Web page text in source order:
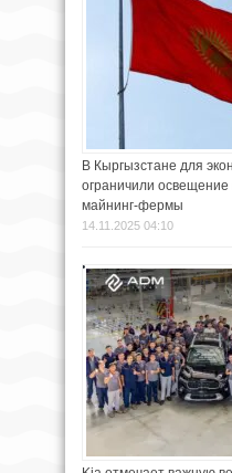
В Кыргызстане для
ограничили освещение
майнинг-фермы
14.11.2025 04:10